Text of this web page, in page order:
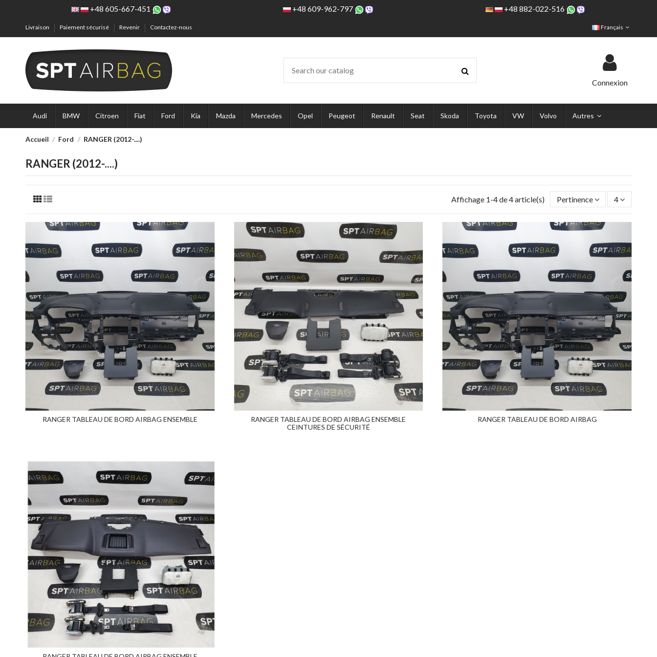
+48 605-667-451 +48 609-962-797 +48 882-022-516
Livraison Paiement sécurisé Revenir Contactez-nous Français
Connexion
Audi BMW Citroen Fiat Ford Kia Mazda Mercedes Opel Peugeot Renault Seat Skoda Toyota VW Volvo Autres
Accueil Ford RANGER (2012-....)
RANGER (2012-....)
Affichage 1-4 de 4 article(s) Pertinence 4
RANGER TABLEAU DE BORD AIRBAG ENSEMBLE
RANGER TABLEAU DE BORD AIRBAG ENSEMBLE
CEINTURES DE SÉCURITÉ
RANGER TABLEAU DE BORD AIRBAG